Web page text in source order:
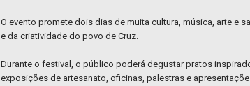
O evento promete dois dias de muita cultura, música, arte e
e da criatividade do povo de Cruz.
Durante o festival, o público poderá degustar pratos
exposições de artesanato, oficinas, palestras e